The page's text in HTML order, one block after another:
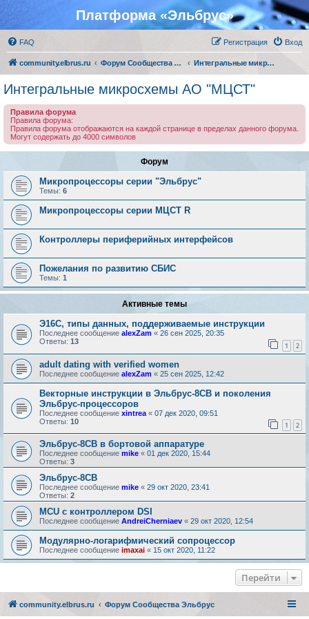
Платформа «Эльбрус»
FAQ Вход
Регистрация
community.elbrus.ru Форум Сообщества Эльбрус Интегральные микросхемы АО "МЦСТ"
Интегральные микросхемы АО "МЦСТ"
Правила форума
Правила форума:
Правила форума отображаются на каждой странице в пределах данного форума.
Могут содержать до 4000 символов
Форум
Микропроцессоры серии "Эльбрус"
Темы: 6
Микропроцессоры серии МЦСТ R
Контроллеры периферийных интерфейсов
Пожелания по развитию СБИС
Темы: 1
Активные темы
Э16С, типы данных, поддерживаемые инструкции
Последнее сообщение alexZam « 26 сен 2025, 20:35
Ответы: 13 1 2
adult dating with verified women
Последнее сообщение alexZam « 25 сен 2025, 12:42
Векторные инструкции в Эльбрус-8СВ и поколения
Эльбрус-процессоров
Последнее сообщение xintrea « 07 дек 2020, 09:51
Ответы: 10 1 2
Эльбрус-8СВ в бортовой аппаратуре
Последнее сообщение mike « 01 дек 2020, 15:44
Ответы: 3
Эльбрус-8СВ
Последнее сообщение mike « 29 окт 2020, 23:41
Ответы: 2
MCU с контроллером DSI
Последнее сообщение AndreiCherniaev « 29 окт 2020, 12:54
Модулярно-логарифмический сопроцессор
Последнее сообщение imaxai « 15 окт 2020, 11:22
Перейти
community.elbrus.ru Форум Сообщества Эльбрус